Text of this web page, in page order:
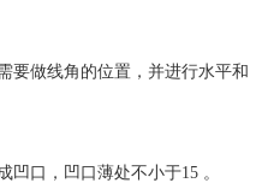
要做线角的位置，并进行水平和
凹口，凹口薄处不小于15 。